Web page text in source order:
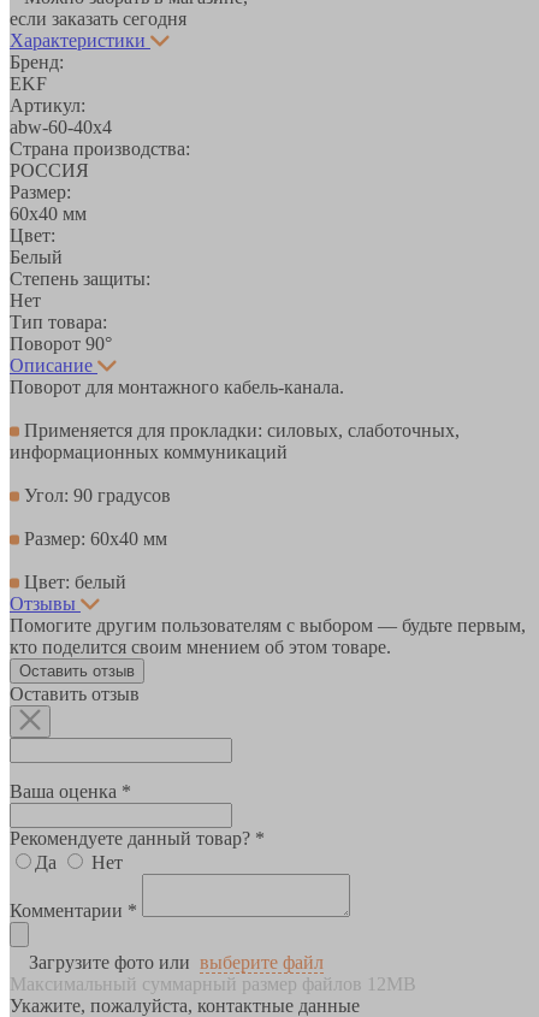
если заказать сегодня
Характеристики
Бренд:
EKF
Артикул:
abw-60-40x4
Страна производства:
РОССИЯ
Размер:
60х40 мм
Цвет:
Белый
Степень защиты:
Нет
Тип товара:
Поворот 90°
Описание
Поворот для монтажного кабель-канала.
Применяется для прокладки: силовых, слаботочных,
информационных коммуникаций
Угол: 90 градусов
Размер: 60х40 мм
Цвет: белый
Отзывы
Помогите другим пользователям с выбором — будьте первым,
кто поделится своим мнением об этом товаре.
Оставить отзыв
Оставить отзыв
Ваша оценка *
Рекомендуете данный товар? *
Да
Нет
Комментарии *
Загрузите фото или выберите файл
Максимальный суммарный размер файлов 12MB
Укажите, пожалуйста, контактные данные